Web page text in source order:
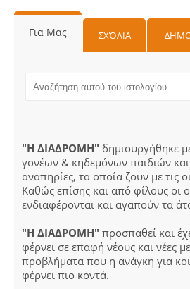
Για Μας ΣΧΌΛΙΑ
"Η ΔΙΑΔΡΟΜΗ" δημιουργήθηκε
γονέων & κηδεμόνων παιδιών
αναπηρίες, τα οποία ζουν με τις
Καθώς επίσης και από φίλους οι
ενδιαφέρονται και αγαπούν τα
"Η ΔΙΑΔΡΟΜΗ" προσπαθεί και
φέρνει σε επαφή νέους και νέες
προβλήματα που η ανάγκη για
φέρνει πιο κοντά.